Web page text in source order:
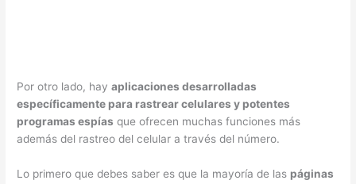
Por otro lado, hayaplicaciones desarrolladas
específicamente para rastrear celulares y potentes
programas espías que ofrecen muchas funciones más
además del rastreo del celular a través del número.
Lo primero que debes saber es que la mayoría de las páginas